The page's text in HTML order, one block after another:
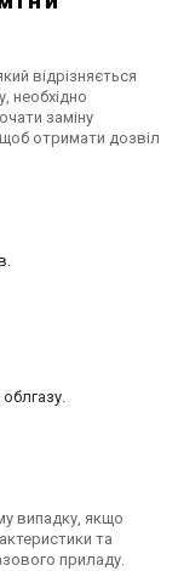
відрізняється
необхідно
заміну
отримати дозвіл
випадку, якщо
та
приладу.